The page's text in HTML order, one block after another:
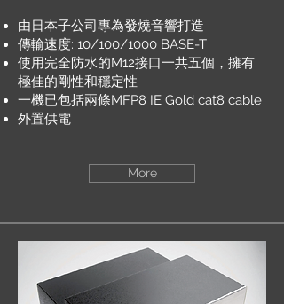
由日本子公司專為發燒音響打造
傳輸速度: 10/100/1000 BASE-T
使用完全防水的M12接口一共五個，擁有
極佳的剛性和穩定性
一機已包括兩條MFP8 IE Gold cat8 cable
外置供電
More